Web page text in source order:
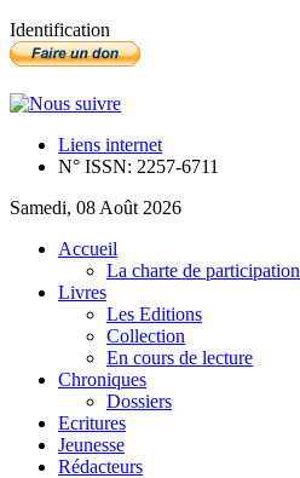
Identification
Liens internet
N° ISSN: 2257-6711
Samedi, 08 Août 2026
Accueil
La charte de participation
Livres
Les Editions
Collection
En cours de lecture
Chroniques
Dossiers
Ecritures
Jeunesse
Rédacteurs